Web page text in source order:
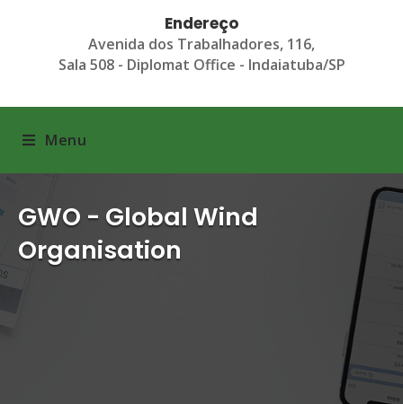
Endereço
Avenida dos Trabalhadores, 116,
Sala 508 - Diplomat Office - Indaiatuba/SP
Menu
GWO - Global Wind
Organisation